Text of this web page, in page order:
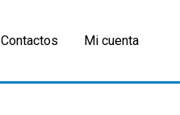
Contactos Mi cuenta